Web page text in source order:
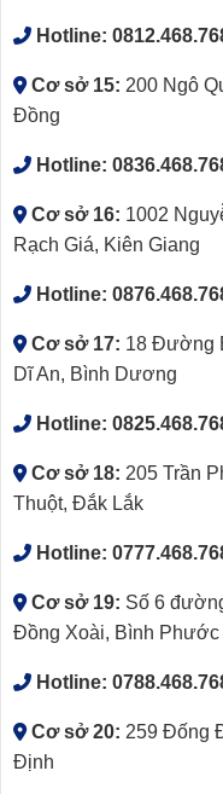
Hotline:
Cơ sở 15: 200 Ngô
Đồng
Hotline:
Cơ sở 16: 1002
Rạch Giá, Kiên Giang
Hotline:
Cơ sở 17: 18 Đường
Dĩ An, Bình Dương
Hotline:
Cơ sở 18: 205 Trần
Thuột, Đắk Lắk
Hotline:
Cơ sở 19: Số 6
Đồng Xoài, Bình Phước
Hotline:
Cơ sở 20: 259 Đống
Định